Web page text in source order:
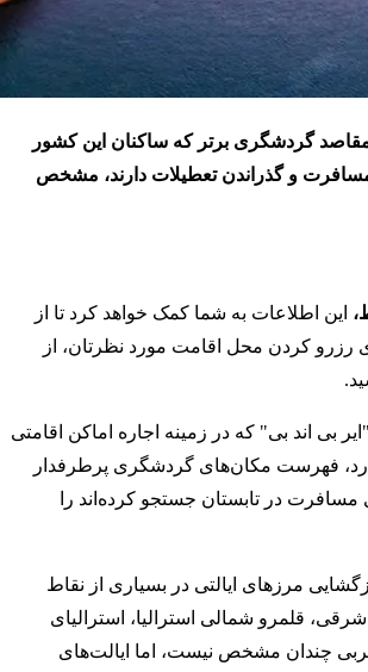
مقاصد گردشگری برتر که ساکنان این کشور
و گذراندن تعطیلات دارند، مشخص
این اطلاعات به شما کمک خواهد کرد تا از
کردن محل اقامت مورد نظرتان، از
بی‌ اند‌ بی" که در زمینه اجاره اماکن اقامتی
فهرست مکان‌های گردشگری پرطرفدار
مسافرت در تابستان جستجو کرده‌اند را
مرزهای ایالتی در بسیاری از نقاط
قلمرو شمالی استرالیا‌، استرالیای
چندان مشخص نیست‌، اما ایالت‌های